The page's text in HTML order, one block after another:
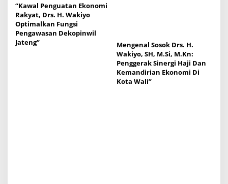
“Kawal Penguatan Ekonomi
Rakyat, Drs. H. Wakiyo
Optimalkan Fungsi
Pengawasan Dekopinwil
Jateng”
Mengenal Sosok Drs. H.
Wakiyo, SH, M.Si, M.Kn:
Penggerak Sinergi Haji Dan
Kemandirian Ekonomi Di
Kota Wali”